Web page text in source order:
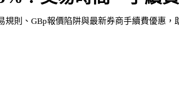
則、GBp報價陷阱與最新券商手續費優惠